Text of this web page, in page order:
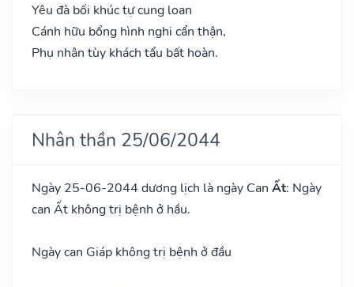
Yêu đà bối khúc tự cung loan
Cánh hữu bổng hình nghi cẩn thận,
Phụ nhân tùy khách tẩu bất hoàn.
Nhân thần 25/06/2044
Ngày 25-06-2044 dương lịch là ngày Can Ất: Ngày
can Ất không trị bệnh ở hầu.
Ngày can Giáp không trị bệnh ở đầu